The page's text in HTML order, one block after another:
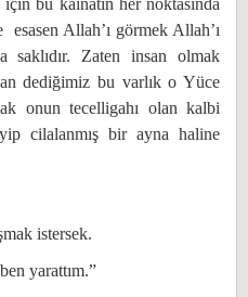
bu kainatın her noktasında
Allah’ı görmek Allah’ı
saklıdır. Zaten insan olmak
dediğimiz bu varlık o Yüce
onun tecelligahı olan kalbi
cilalanmış bir ayna haline
istersek.
yarattım.”